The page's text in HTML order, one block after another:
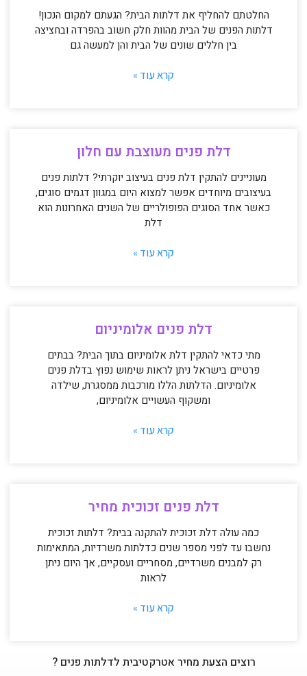
החלטתם להחליף את דלתות הבית? הגעתם למקום הנכון!
דלתות הפנים של הבית מהוות חלק חשוב בהפרדה ובחציצה
בין חללים שונים של הבית והן למעשה גם
קרא עוד »
דלת פנים מעוצבת עם חלון
מעוניינים להתקין דלת פנים בעיצוב יוקרתי? דלתות פנים
בעיצובים מיוחדים אפשר למצוא היום במגוון דגמים סוגים,
כאשר אחד הסוגים הפופולריים של השנים האחרונות הוא
דלת
קרא עוד »
דלת פנים אלומיניום
מתי כדאי להתקין דלת אלומיניום בתוך הבית? בבתים
פרטיים בישראל ניתן לראות שימוש נפוץ בדלת פנים
אלומיניום. הדלתות הללו מורכבות ממסגרת, שילדה
ומשקוף העשויים אלומיניום,
קרא עוד »
דלת פנים זכוכית מחיר
כמה עולה דלת זכוכית להתקנה בבית? דלתות זכוכית
נחשבו עד לפני מספר שנים כדלתות משרדיות, המתאימות
רק למבנים משרדיים, מסחריים ועסקיים, אך היום ניתן
לראות
קרא עוד »
רוצים הצעת מחיר אטרקטיבית לדלתות פנים ?